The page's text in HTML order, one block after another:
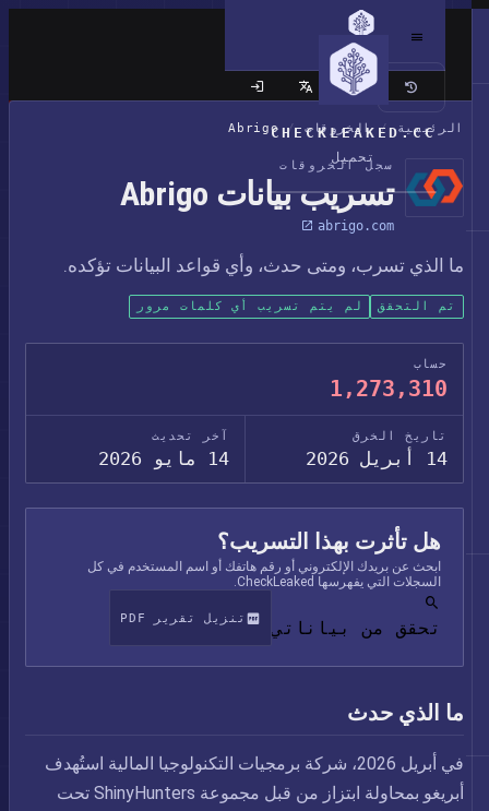
CHECKLEAKED.CC
تحميل
الموقع الكلاسيكي
الرئيسية / الخروقات /
Abrigo
سجل الخروقات
تسريب بيانات Abrigo
abrigo.com
ما الذي تسرب، ومتى حدث، وأي قواعد البيانات تؤكده.
تم التحقق لم يتم تسريب أي كلمات مرور
حساب
1,273,310
تاريخ الخرق
14 أبريل 2026
آخر تحديث
14 مايو 2026
هل تأثرت بهذا التسريب؟
ابحث عن بريدك الإلكتروني أو رقم هاتفك أو اسم المستخدم في كل
السجلات التي يفهرسها CheckLeaked.
تحقق من بياناتي تنزيل تقرير PDF
ما الذي حدث
في أبريل 2026، شركة برمجيات التكنولوجيا المالية استُهدف
أبريغو بمحاولة ابتزاز من قبل مجموعة ShinyHunters تحت